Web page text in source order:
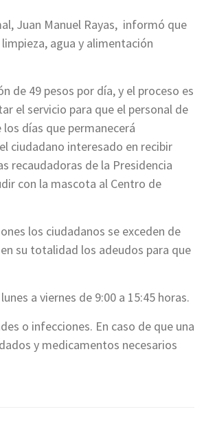
Juan Manuel Rayas, informó que
agua y alimentación
de 49 pesos por día, y el proceso es
el servicio para que el personal de
días que permanecerá
ciudadano interesado en recibir
recaudadoras de la Presidencia
con la mascota al Centro de
los ciudadanos se exceden de
su totalidad los adeudos para que
a viernes de 9:00 a 15:45 horas.
o infecciones. En caso de que una
y medicamentos necesarios